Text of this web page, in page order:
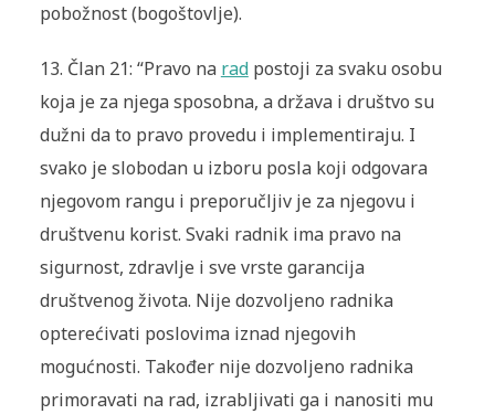
pobožnost (bogoštovlje).
13. Član 21: “Pravo na radpostoji za svaku osobu
koja je za njega sposobna, a država i društvo su
dužni da to pravo provedu i implementiraju. I
svako je slobodan u izboru posla koji odgovara
njegovom rangu i preporučljiv je za njegovu i
društvenu korist. Svaki radnik ima pravo na
sigurnost, zdravlje i sve vrste garancija
društvenog života. Nije dozvoljeno radnika
opterećivati poslovima iznad njegovih
mogućnosti. Također nije dozvoljeno radnika
primoravati na rad, izrabljivati ga i nanositi mu